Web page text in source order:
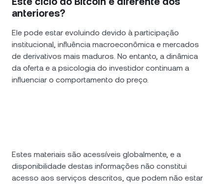
anteriores?
Ele pode estar evoluindo devido à participação
institucional, influência macroeconômica e mercados
de derivativos mais maduros. No entanto, a dinâmica
da oferta e a psicologia do investidor continuam a
influenciar o comportamento do preço.
Estes materiais são acessíveis globalmente, e a
disponibilidade destas informações não constitui
acesso aos serviços descritos, que podem não estar